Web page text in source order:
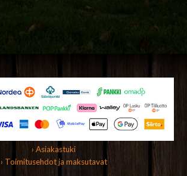
› Asiakastuki
› Toimitusehdot ja maksutavat